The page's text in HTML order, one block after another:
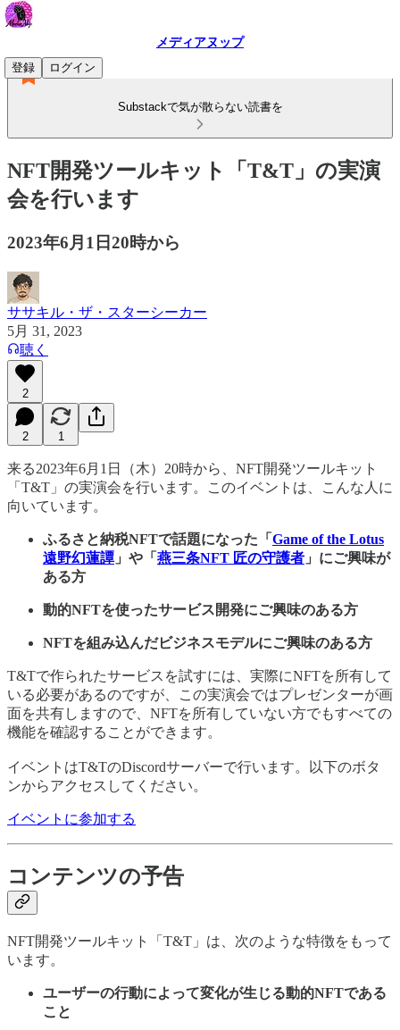
メディアヌップ
登録
ログイン
Substackで気が散らない読書を
NFT開発ツールキット「T&T」の実演
会を行います
2023年6月1日20時から
ササキル・ザ・スターシーカー
5月 31, 2023
聴く
2
2 1
来る2023年6月1日（木）20時から、NFT開発ツールキット
「T&T」の実演会を行います。このイベントは、こんな人に
向いています。
ふるさと納税NFTで話題になった「 Game of the Lotus
遠野幻蓮譚」や「 燕三条NFT 匠の守護者 」にご興味が
ある方
動的NFTを使ったサービス開発にご興味のある方
NFTを組み込んだビジネスモデルにご興味のある方
T&Tで作られたサービスを試すには、実際にNFTを所有して
いる必要があるのですが、この実演会ではプレゼンターが画
面を共有しますので、NFTを所有していない方でもすべての
機能を確認することができます。
イベントはT&TのDiscordサーバーで行います。以下のボタ
ンからアクセスしてください。
イベントに参加する
コンテンツの予告
NFT開発ツールキット「T&T」は、次のような特徴をもって
います。
ユーザーの行動によって変化が生じる動的NFTである
こと